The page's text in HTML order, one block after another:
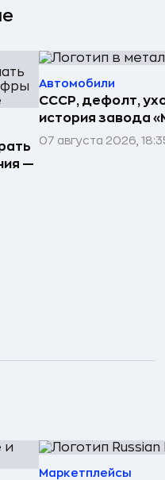
—
Автомобили
СССР, дефолт,
история завода
07 августа 2026,
Маркетплейсы